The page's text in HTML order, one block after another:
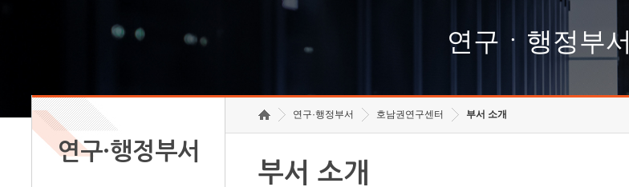
고객의소리
수의계약 현황
연구ㆍ행정부서
연구·행정부서
연구·행정부서 호남권연구센터 부서 소개
부서 소개